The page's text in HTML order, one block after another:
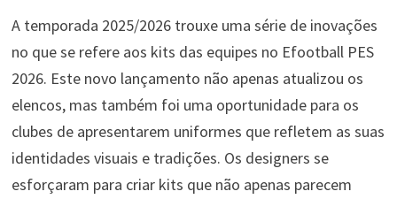
A temporada 2025/2026 trouxe uma série de inovações
no que se refere aos kits das equipes no Efootball PES
2026. Este novo lançamento não apenas atualizou os
elencos, mas também foi uma oportunidade para os
clubes de apresentarem uniformes que refletem as suas
identidades visuais e tradições. Os designers se
esforçaram para criar kits que não apenas parecem